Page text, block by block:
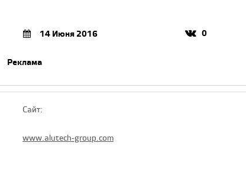
14 Июня 2016 0
Реклама
Сайт:
www.alutech-group.com